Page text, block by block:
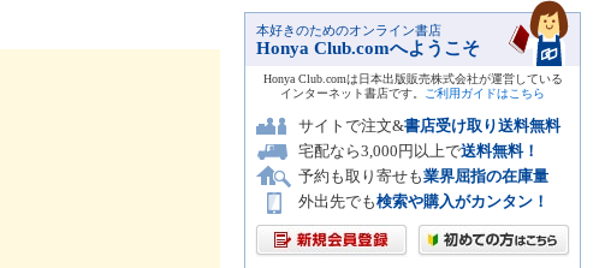
本好きのためのオンライン書店
Honya Club.comへようこそ
Honya Club.comは日本出版販売株式会社が運営している
インターネット書店です。
ご利用ガイドはこちら
サイトで注文&書店受け取り送料無料
宅配なら3,000円以上で送料無料！
予約も取り寄せも業界屈指の在庫量
外出先でも検索や購入がカンタン！